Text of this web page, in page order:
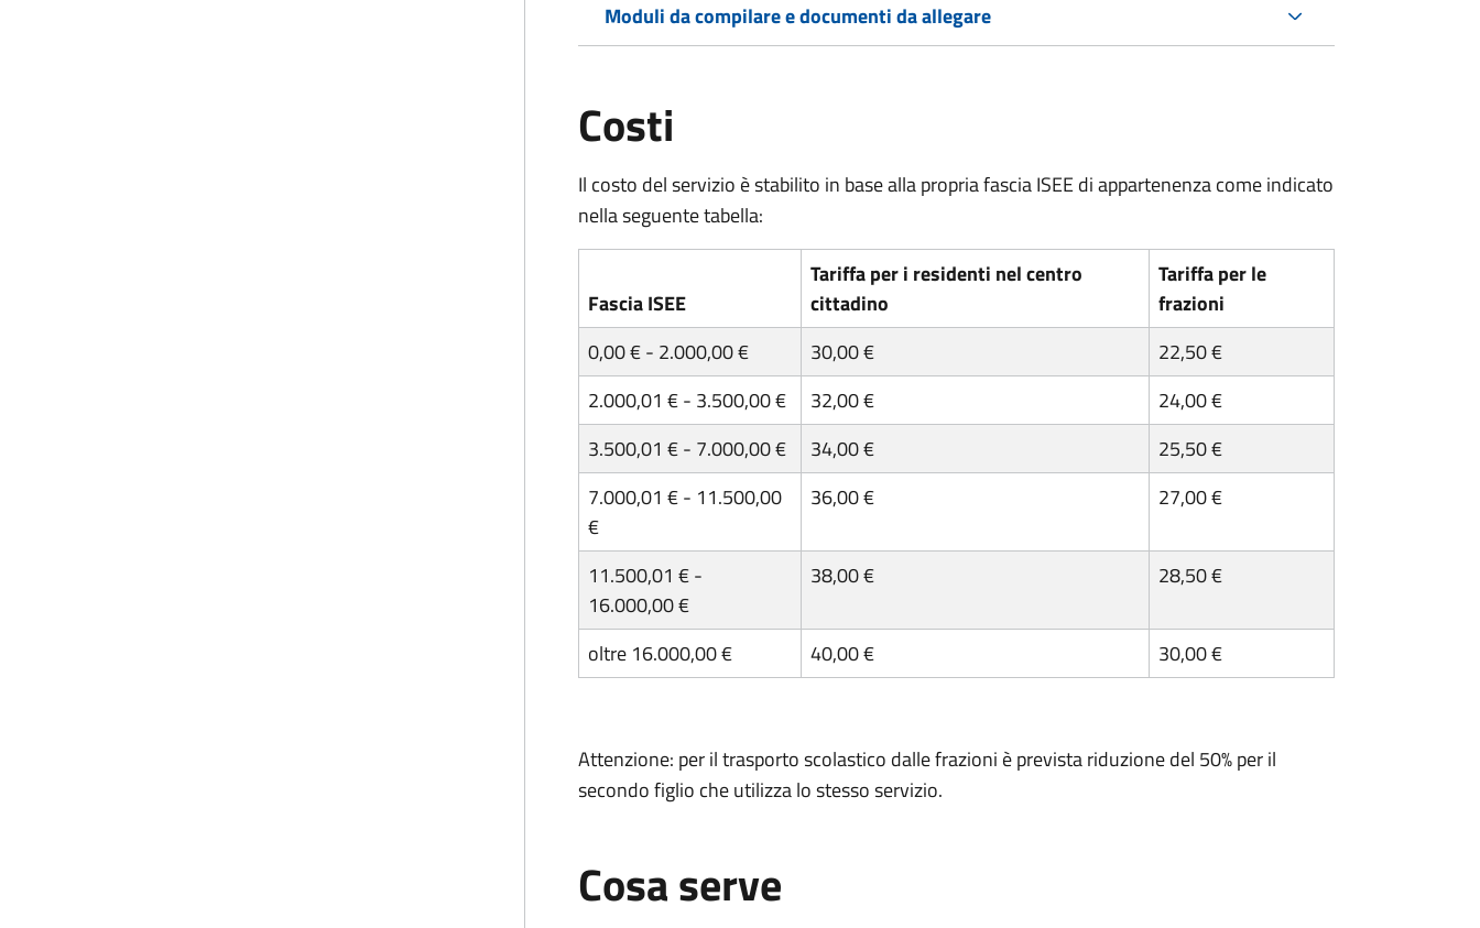
Moduli da compilare e documenti da allegare
Costi
Il costo del servizio è stabilito in base alla propria fascia ISEE di appartenenza come indicato
nella seguente tabella:
Fascia ISEE
Tariffaper i residenti nel centro
cittadino
Tariffa per le
frazioni
0,00 € - 2.000,00 €
30,00 €
22,50 €
2.000,01 € - 3.500,00 €
32,00 €
24,00 €
3.500,01 € - 7.000,00 €
34,00 €
25,50 €
7.000,01 € - 11.500,00
€
36,00 € 27,00 €
11.500,01 € -
16.000,00 €
38,00 € 28,50 €
oltre 16.000,00 € 40,00 € 30,00 €
Attenzione: per il trasporto scolastico dalle frazioni è prevista riduzione del 50% per il
secondo figlio che utilizza lo stesso servizio.
Cosa serve